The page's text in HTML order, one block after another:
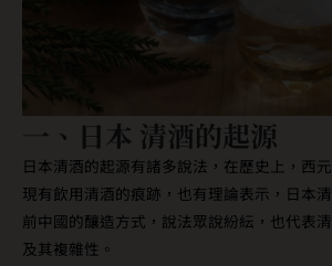
一、日本 清酒的起源
日本清酒的起源有諸多說法，在歷史上，西
現有飲用清酒的痕跡，也有理論表示，日本
前中國的釀造方式，說法眾說紛紜，也代表
及其複雜性。